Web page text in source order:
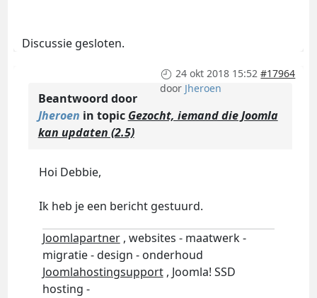
Discussie gesloten.
24 okt 2018 15:52 #17964
door Jheroen
Beantwoord door
Jheroen in topic Gezocht, iemand die Joomla
kan updaten (2.5)
Hoi Debbie,
Ik heb je een bericht gestuurd.
Joomlapartner, websites - maatwerk -
migratie - design - onderhoud
Joomlahostingsupport, Joomla! SSD
hosting -